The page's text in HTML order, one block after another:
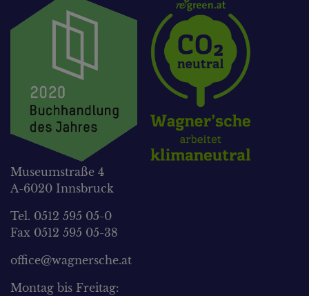
Museumstraße 4
A-6020 Innsbruck
Tel. 0512 595 05-0
Fax 0512 595 05-38
office@wagnersche.at
Montag bis Freitag: